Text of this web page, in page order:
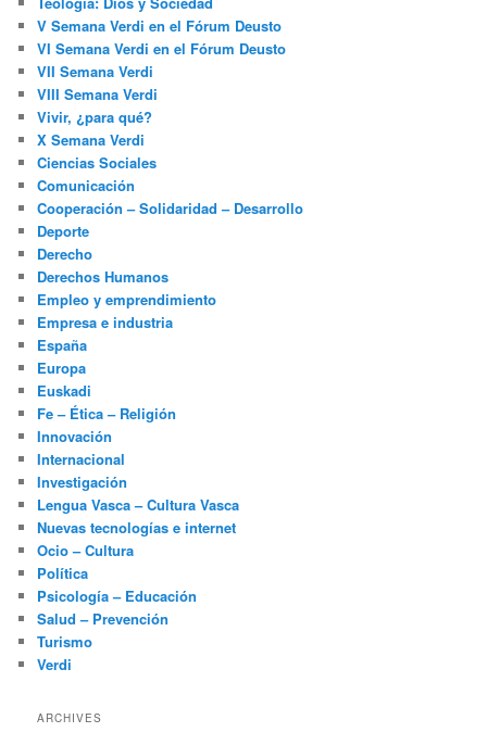
V Semana Verdi en el Fórum Deusto
VI Semana Verdi en el Fórum Deusto
VII Semana Verdi
VIII Semana Verdi
Vivir, ¿para qué?
X Semana Verdi
Ciencias Sociales
Comunicación
Cooperación – Solidaridad – Desarrollo
Deporte
Derecho
Derechos Humanos
Empleo y emprendimiento
Empresa e industria
España
Europa
Euskadi
Fe – Ética – Religión
Innovación
Internacional
Investigación
Lengua Vasca – Cultura Vasca
Nuevas tecnologías e internet
Ocio – Cultura
Política
Psicología – Educación
Salud – Prevención
Turismo
Verdi
ARCHIVES